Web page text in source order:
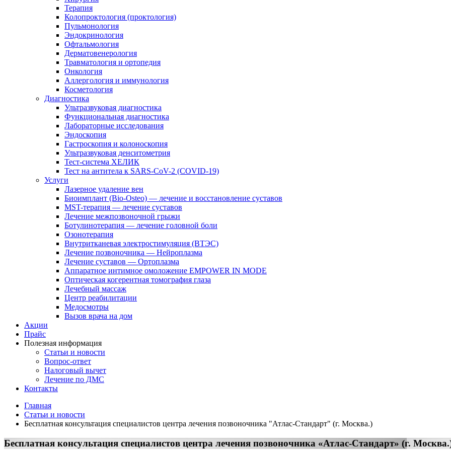
Терапия
Колопроктология (проктология)
Пульмонология
Эндокринология
Офтальмология
Дерматовенерология
Травматология и ортопедия
Онкология
Аллергология и иммунология
Косметология
Диагностика
Ультразвуковая диагностика
Функциональная диагностика
Лабораторные исследования
Эндоскопия
Гастроскопия и колоноскопия
Ультразвуковая денситометрия
Тест-система ХЕЛИК
Тест на антитела к SARS-CoV-2 (COVID-19)
Услуги
Лазерное удаление вен
Биоимплант (Bio-Osteo) — лечение и восстановление суставов
MST-терапия — лечение суставов
Лечение межпозвоночной грыжи
Ботулинотерапия — лечение головной боли
Озонотерапия
Внутритканевая электростимуляция (ВТЭС)
Лечение позвоночника — Нейроплазма
Лечение суставов — Ортоплазма
Аппаратное интимное омоложение EMPOWER IN MODE
Оптическая когерентная томография глаза
Лечебный массаж
Центр реабилитации
Медосмотры
Вызов врача на дом
Акции
Прайс
Полезная информация
Статьи и новости
Вопрос-ответ
Налоговый вычет
Лечение по ДМС
Контакты
Главная
Статьи и новости
Бесплатная консультация специалистов центра лечения позвоночника "Атлас-Стандарт" (г. Москва.)
Бесплатная консультация специалистов центра лечения позвоночника «Атлас-Стандарт» (г.